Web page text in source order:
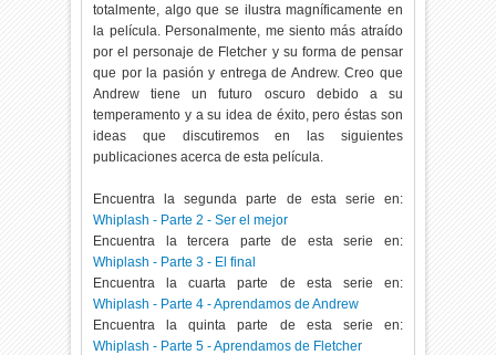
totalmente, algo que se ilustra magníficamente en
la película. Personalmente, me siento más atraído
por el personaje de Fletcher y su forma de pensar
que por la pasión y entrega de Andrew. Creo que
Andrew tiene un futuro oscuro debido a su
temperamento y a su idea de éxito, pero éstas son
ideas que discutiremos en las siguientes
publicaciones acerca de esta película.
Encuentra la segunda parte de esta serie en:
Whiplash - Parte 2 - Ser el mejor
Encuentra la tercera parte de esta serie en:
Whiplash - Parte 3 - El final
Encuentra la cuarta parte de esta serie en:
Whiplash - Parte 4 - Aprendamos de Andrew
Encuentra la quinta parte de esta serie en:
Whiplash - Parte 5 - Aprendamos de Fletcher